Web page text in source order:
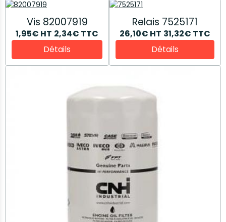
Vis 82007919
1,95€ HT 2,34€ TTC
Détails
Relais 7525171
26,10€ HT 31,32€ TTC
Détails